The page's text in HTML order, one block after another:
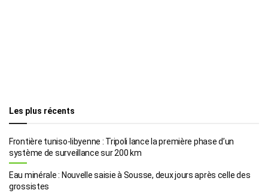
Les plus récents
Frontière tuniso-libyenne : Tripoli lance la première phase d’un
système de surveillance sur 200 km
Eau minérale : Nouvelle saisie à Sousse, deux jours après celle des
grossistes